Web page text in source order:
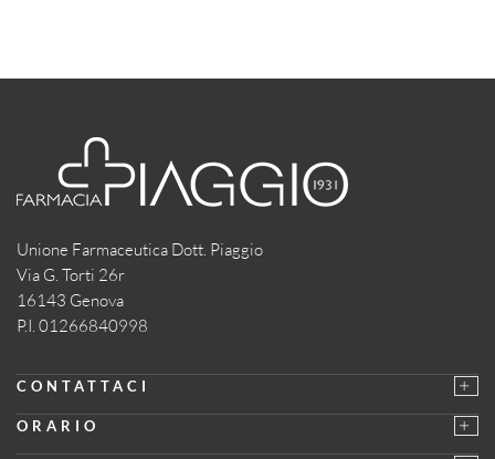
Unione Farmaceutica Dott. Piaggio
Via G. Torti 26r
16143 Genova
P.I. 01266840998
CONTATTACI
ORARIO